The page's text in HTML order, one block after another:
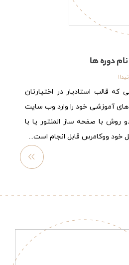
بیشتر
که قالب استادیار در اختیارتان
های آموزشی خود را وارد وب سایت
روش با صفحه ساز المنتور یا با
ووکامرس قابل انجام است...